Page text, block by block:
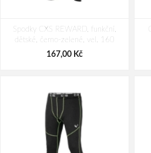
Spodky CXS REWARD, funkční,
dětské, černo-zelené, vel. 160
167,00 Kč